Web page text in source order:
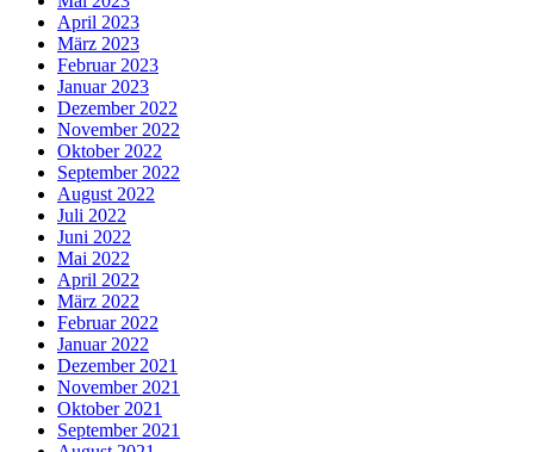
April 2023
März 2023
Februar 2023
Januar 2023
Dezember 2022
November 2022
Oktober 2022
September 2022
August 2022
Juli 2022
Juni 2022
Mai 2022
April 2022
März 2022
Februar 2022
Januar 2022
Dezember 2021
November 2021
Oktober 2021
September 2021